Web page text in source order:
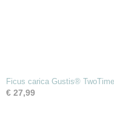
Ficus carica Gustis®
€ 27,99